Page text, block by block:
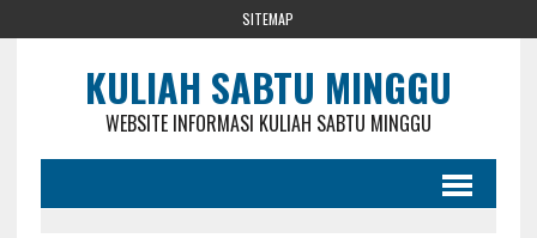
SITEMAP
KULIAH SABTU MINGGU
WEBSITE INFORMASI KULIAH SABTU MINGGU